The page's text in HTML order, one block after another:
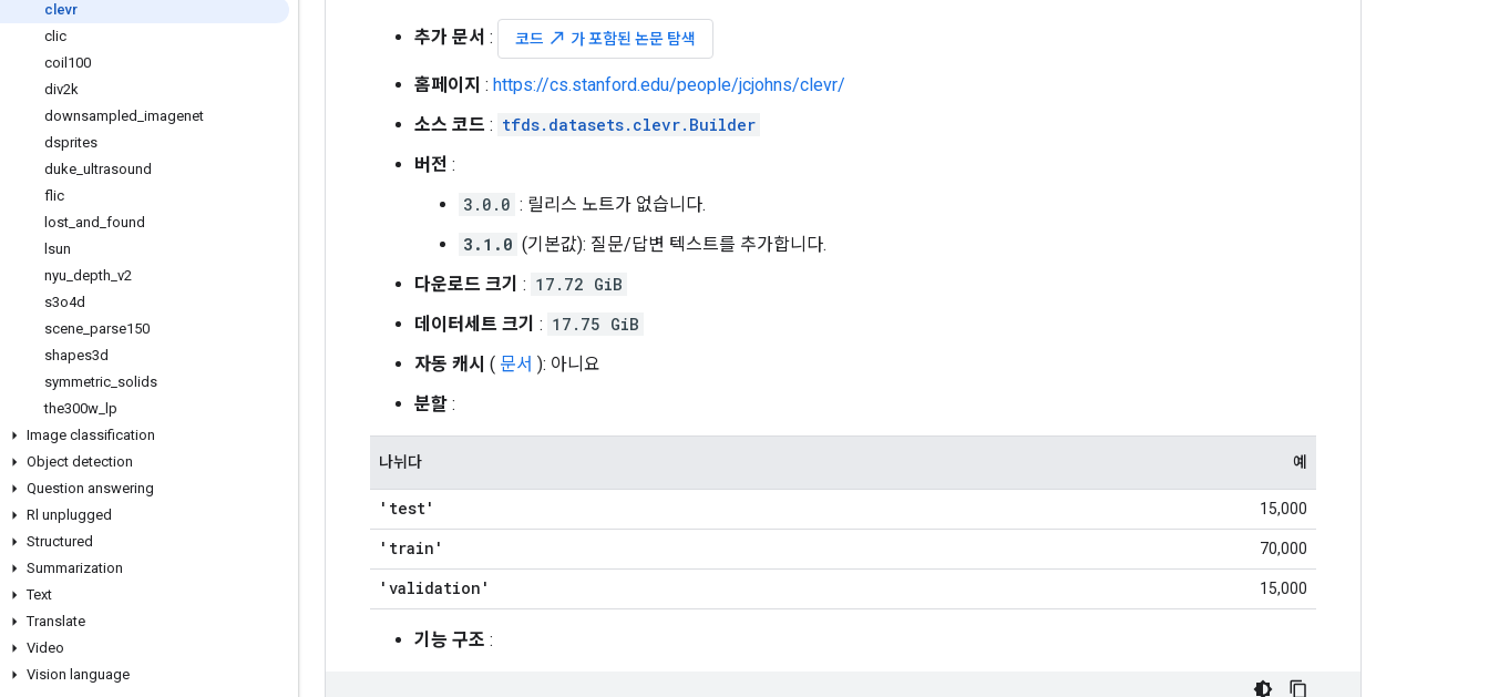
clevr
clic
coil100
div2k
downsampled imagenet
dsprites
duke ultrasound
flic
lost and found
lsun
nyu depth v2
s3o4d
scene parse150
shapes3d
symmetric solids
the300w lp
Image classification
Object detection
Question answering
Rl unplugged
Structured
Summarization
Text
Translate
Video
Vision language
추가 문서 : 코드 north_east 가 포함된 논문 탐색
홈페이지 : https://cs.stanford.edu/people/jcjohns/clevr/
소스 코드 : tfds.datasets.clevr.Builder
버전 :
3.0.0 : 릴리스 노트가 없습니다.
3.1.0 (기본값): 질문/답변 텍스트를 추가합니다.
다운로드 크기 : 17.72 GiB
데이터세트 크기 : 17.75 GiB
자동 캐시 ( 문서 ): 아니요
분할 :
나뉘다 예
'test' 15,000
'train' 70,000
'validation' 15,000
기능 구조 :